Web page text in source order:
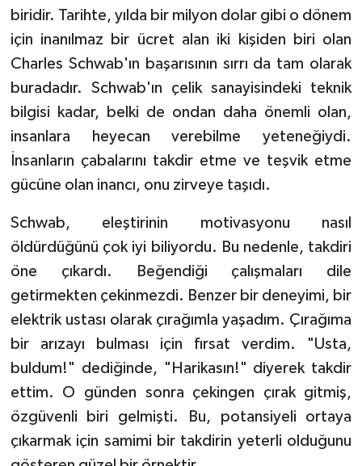
biridir. Tarihte, yılda bir milyon dolar gibi o dönem
için inanılmaz bir ücret alan iki kişiden biri olan
Charles Schwab'ın başarısının sırrı da tam olarak
buradadır. Schwab'ın çelik sanayisindeki teknik
bilgisi kadar, belki de ondan daha önemli olan,
insanlara heyecan verebilme yeteneğiydi.
İnsanların çabalarını takdir etme ve teşvik etme
gücüne olan inancı, onu zirveye taşıdı.
Schwab, eleştirinin motivasyonu nasıl
öldürdüğünü çok iyi biliyordu. Bu nedenle, takdiri
öne çıkardı. Beğendiği çalışmaları dile
getirmekten çekinmezdi. Benzer bir deneyimi, bir
elektrik ustası olarak çırağımla yaşadım. Çırağıma
bir arızayı bulması için fırsat verdim. "Usta,
buldum!" dediğinde, "Harikasın!" diyerek takdir
ettim. O günden sonra çekingen çırak gitmiş,
özgüvenli biri gelmişti. Bu, potansiyeli ortaya
çıkarmak için samimi bir takdirin yeterli olduğunu